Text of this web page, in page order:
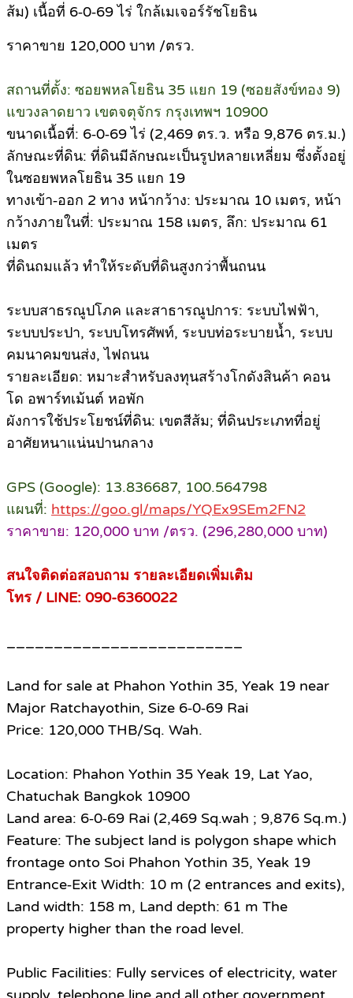
ส้ม) เนื้อที่ 6‑0‑69 ไร่ ใกล้เมเจอร์รัชโยธิน
ราคาขาย 120,000 บาท /ตรว.
สถานที่ตั้ง: ซอยพหลโยธิน 35 แยก 19 (ซอยสังข์ทอง 9)
แขวงลาดยาว เขตจตุจักร กรุงเทพฯ 10900
ขนาดเนื้อที่: 6‑0‑69 ไร่ (2,469 ตร.ว. หรือ 9,876 ตร.ม.)
ลักษณะที่ดิน: ที่ดินมีลักษณะเป็นรูปหลายเหลี่ยม ซึ่งตั้งอยู่
ในซอยพหลโยธิน 35 แยก 19
ทางเข้า‑ออก 2 ทาง หน้ากว้าง: ประมาณ 10 เมตร, หน้า
กว้างภายในที่: ประมาณ 158 เมตร, ลึก: ประมาณ 61
เมตร
ที่ดินถมแล้ว ทำให้ระดับที่ดินสูงกว่าพื้นถนน
ระบบสาธรณูปโภค และสาธารณูปการ: ระบบไฟฟ้า,
ระบบประปา, ระบบโทรศัพท์, ระบบท่อระบายน้ำ, ระบบ
คมนาคมขนส่ง, ไฟถนน
รายละเอียด: หมาะสำหรับลงทุนสร้างโกดังสินค้า คอน
โด อพาร์ทเม้นต์ หอพัก
ผังการใช้ประโยชน์ที่ดิน: เขตสีส้ม; ที่ดินประเภทที่อยู่
อาศัยหนาแน่นปานกลาง
GPS (Google): 13.836687, 100.564798
แผนที่: https://goo.gl/maps/YQEx9SEm2FN2
ราคาขาย: 120,000 บาท /ตรว. (296,280,000 บาท)
สนใจติดต่อสอบถาม รายละเอียดเพิ่มเติม
โทร / LINE: 090-6360022
Land for sale at Phahon Yothin 35, Yeak 19 near
Major Ratchayothin, Size 6‑0‑69 Rai
Price: 120,000 THB/Sq. Wah.
Location: Phahon Yothin 35 Yeak 19, Lat Yao,
Chatuchak Bangkok 10900
Land area: 6‑0‑69 Rai (2,469 Sq.wah ; 9,876 Sq.m.)
Feature: The subject land is polygon shape which
frontage onto Soi Phahon Yothin 35, Yeak 19
Entrance‑Exit Width: 10 m (2 entrances and exits),
Land width: 158 m, Land depth: 61 m The
property higher than the road level.
Public Facilities: Fully services of electricity, water